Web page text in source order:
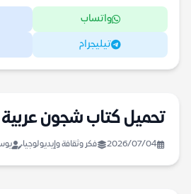
واتساب
تيليجرام
تحميل كتاب شجون
2026/07/04 فكر وثقافة وإيديولوجيا